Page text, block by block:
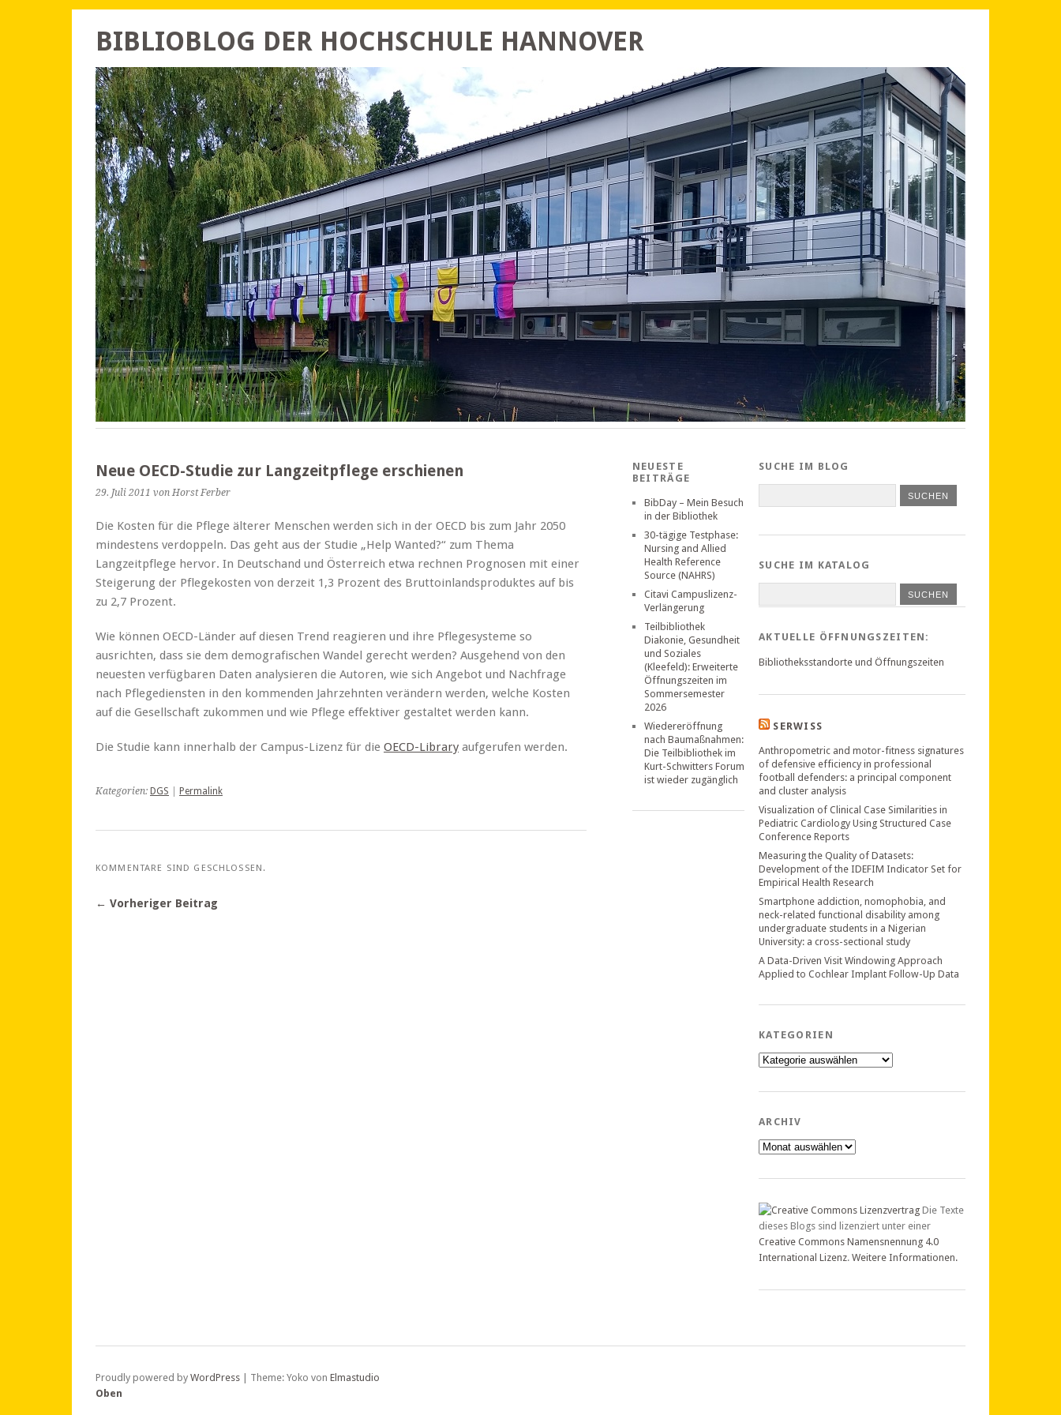
BIBLIOBLOG DER HOCHSCHULE HANNOVER
Neue OECD-Studie zur Langzeitpflege erschienen
29. Juli 2011 von Horst Ferber
Die Kosten für die Pflege älterer Menschen werden sich in der OECD bis zum Jahr 2050
mindestens verdoppeln. Das geht aus der Studie „Help Wanted?“ zum Thema
Langzeitpflege hervor. In Deutschand und Österreich etwa rechnen Prognosen mit einer
Steigerung der Pflegekosten von derzeit 1,3 Prozent des Bruttoinlandsproduktes auf bis
zu 2,7 Prozent.
Wie können OECD-Länder auf diesen Trend reagieren und ihre Pflegesysteme so
ausrichten, dass sie dem demografischen Wandel gerecht werden? Ausgehend von den
neuesten verfügbaren Daten analysieren die Autoren, wie sich Angebot und Nachfrage
nach Pflegediensten in den kommenden Jahrzehnten verändern werden, welche Kosten
auf die Gesellschaft zukommen und wie Pflege effektiver gestaltet werden kann.
Die Studie kann innerhalb der Campus-Lizenz für die OECD-Library aufgerufen werden.
Kategorien: DGS Permalink
KOMMENTARE SIND GESCHLOSSEN.
← Vorheriger Beitrag
NEUESTE
BEITRÄGE
BibDay – Mein Besuch
in der Bibliothek
30-tägige Testphase:
Nursing and Allied
Health Reference
Source (NAHRS)
Citavi Campuslizenz-
Verlängerung
Teilbibliothek
Diakonie, Gesundheit
und Soziales
(Kleefeld): Erweiterte
Öffnungszeiten im
Sommersemester
2026
Wiedereröffnung
nach Baumaßnahmen:
Die Teilbibliothek im
Kurt-Schwitters Forum
ist wieder zugänglich
SUCHE IM BLOG
SUCHE IM KATALOG
SUCHEN
AKTUELLE ÖFFNUNGSZEITEN:
Bibliotheksstandorte und Öffnungszeiten
SERWISS
Anthropometric and motor-fitness signatures
of defensive efficiency in professional
football defenders: a principal component
and cluster analysis
Visualization of Clinical Case Similarities in
Pediatric Cardiology Using Structured Case
Conference Reports
Measuring the Quality of Datasets:
Development of the IDEFIM Indicator Set for
Empirical Health Research
Smartphone addiction, nomophobia, and
neck-related functional disability among
undergraduate students in a Nigerian
University: a cross-sectional study
A Data-Driven Visit Windowing Approach
Applied to Cochlear Implant Follow-Up Data
KATEGORIEN
Kategorien
ARCHIV
Archiv
Die Texte
dieses Blogs sind lizenziert unter einer
Creative Commons Namensnennung 4.0
International Lizenz. Weitere Informationen.
Proudly powered by WordPress Theme: Yoko von Elmastudio
Oben